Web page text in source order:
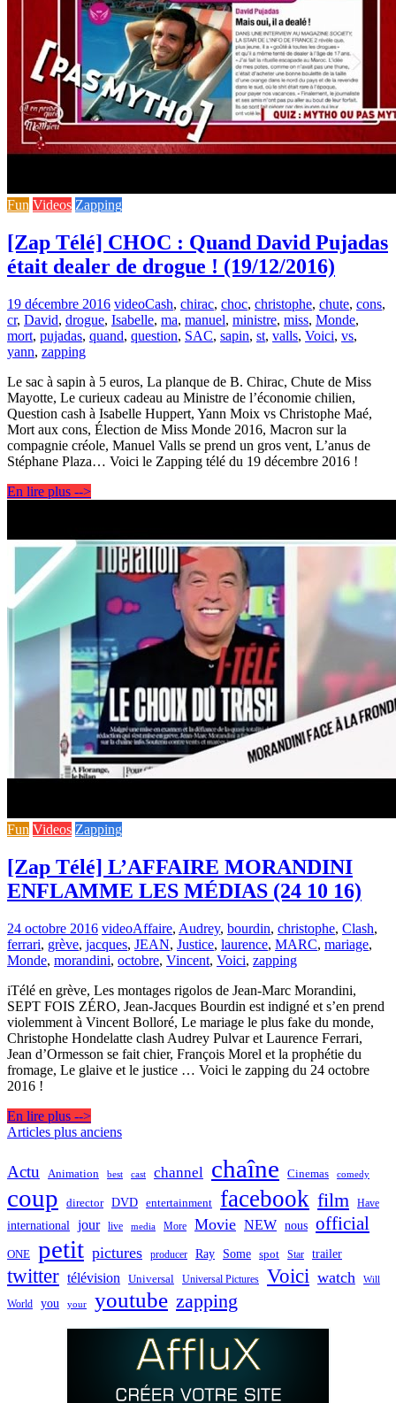
Fun Videos Zapping
[Zap Télé] CHOC : Quand David Pujadas
était dealer de drogue ! (19/12/2016)
19 décembre 2016 videoCash, chirac, choc, christophe, chute, cons,
cr, David, drogue, Isabelle, ma, manuel, ministre, miss, Monde,
mort, pujadas, quand, question, SAC, sapin, st, valls, Voici, vs,
yann, zapping
Le sac à sapin à 5 euros, La planque de B. Chirac, Chute de Miss
Mayotte, Le curieux cadeau au Ministre de l’économie chilien,
Question cash à Isabelle Huppert, Yann Moix vs Christophe Maé,
Mort aux cons, Élection de Miss Monde 2016, Macron sur la
compagnie créole, Manuel Valls se prend un gros vent, L’anus de
Stéphane Plaza… Voici le Zapping télé du 19 décembre 2016 !
En lire plus -->
Fun Videos Zapping
[Zap Télé] L’AFFAIRE MORANDINI
ENFLAMME LES MÉDIAS (24 10 16)
24 octobre 2016 videoAffaire, Audrey, bourdin, christophe, Clash,
ferrari, grève, jacques, JEAN, Justice, laurence, MARC, mariage,
Monde, morandini, octobre, Vincent, Voici, zapping
iTélé en grève, Les montages rigolos de Jean-Marc Morandini,
SEPT FOIS ZÉRO, Jean-Jacques Bourdin est indigné et s’en prend
violemment à Vincent Bolloré, Le mariage le plus fake du monde,
Christophe Hondelatte clash Audrey Pulvar et Laurence Ferrari,
Jean d’Ormesson se fait chier, François Morel et la prophétie du
fromage, Le glaive et le justice … Voici le zapping du 24 octobre
2016 !
En lire plus -->
Navigation
articles
Articles plus anciens
Actu Animation best cast channel chaîne Cinemas comedy
coup director DVD entertainment facebook film Have
international jour live media More Movie NEW nous official
ONE petit pictures producer Ray Some spot Star trailer
twitter télévision Universal Universal Pictures Voici watch Will
World you your youtube zapping